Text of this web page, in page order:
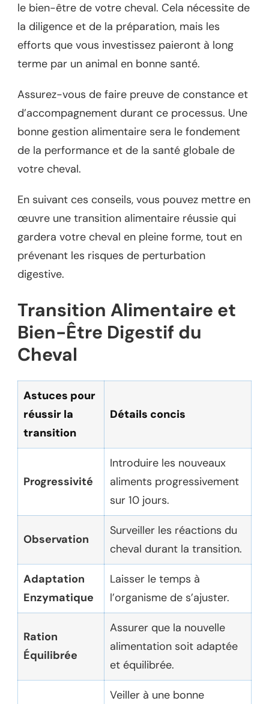
le bien-être de votre cheval. Cela nécessite de
la diligence et de la préparation, mais les
efforts que vous investissez paieront à long
terme par un animal en bonne santé.
Assurez-vous de faire preuve de constance et
d’accompagnement durant ce processus. Une
bonne gestion alimentaire sera le fondement
de la performance et de la santé globale de
votre cheval.
En suivant ces conseils, vous pouvez mettre en
œuvre une transition alimentaire réussie qui
gardera votre cheval en pleine forme, tout en
prévenant les risques de perturbation
digestive.
Transition Alimentaire et
Bien-Être Digestif du
Cheval
Astuces pour
réussir la
transition
Détails concis
Progressivité
Introduire les nouveaux
aliments progressivement
sur 10 jours.
Observation
Surveiller les réactions du
cheval durant la transition.
Adaptation
Enzymatique
Laisser le temps à
l’organisme de s’ajuster.
Ration
Équilibrée
Assurer que la nouvelle
alimentation soit adaptée
et équilibrée.
Veiller à une bonne